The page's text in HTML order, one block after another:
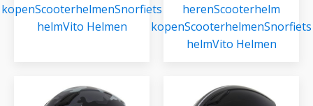
kopenScooterhelmenSnorfiets
helmVito Helmen
herenScooterhelm
kopenScooterhelmenSnorfiets
helmVito Helmen